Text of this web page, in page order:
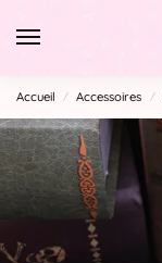
Accueil / Accessoires /